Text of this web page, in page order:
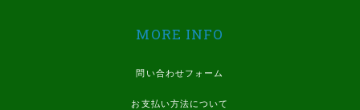
MORE INFO
問い合わせフォーム
お支払い方法について